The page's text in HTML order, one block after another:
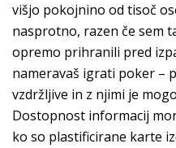
višjo pokojnino od tisoč
nasprotno, razen če sem
opremo prihranili pred
nameravaš igrati poker –
vzdržljive in z njimi je
Dostopnost informacij
ko so plastificirane karte